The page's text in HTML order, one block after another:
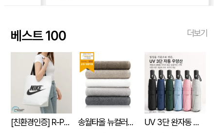
베스트 100 더보기
[친환경인증] R-PET 고밀도 리유저블백 (검정내피/170g)(S~XL)
송월타올 뉴컬러무지 150g (30수/40*80cm)
UV 3단 완자동 양우산